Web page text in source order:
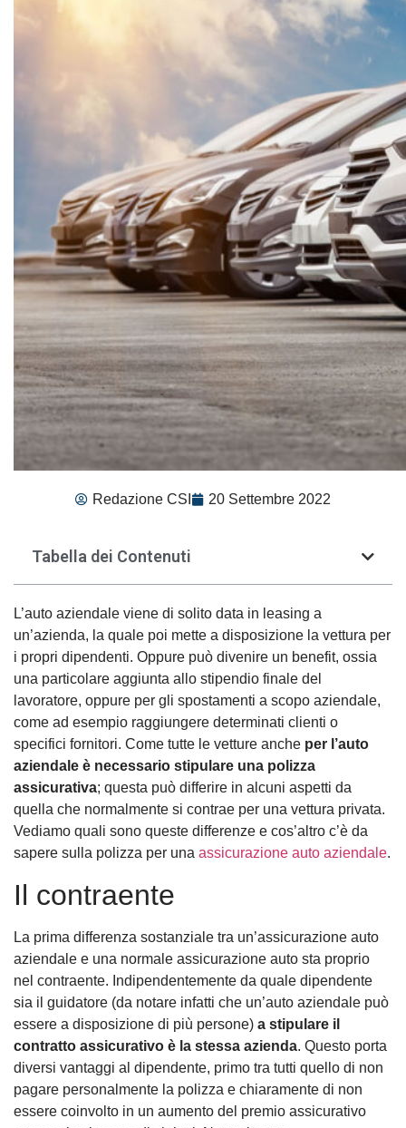
Redazione CSI 20 Settembre 2022
Tabella dei Contenuti
L’auto aziendale viene di solito data in leasing a
un’azienda, la quale poi mette a disposizione la vettura per
i propri dipendenti. Oppure può divenire un benefit, ossia
una particolare aggiunta allo stipendio finale del
lavoratore, oppure per gli spostamenti a scopo aziendale,
come ad esempio raggiungere determinati clienti o
specifici fornitori. Come tutte le vetture anche per l’auto
aziendale è necessario stipulare una polizza
assicurativa; questa può differire in alcuni aspetti da
quella che normalmente si contrae per una vettura privata.
Vediamo quali sono queste differenze e cos’altro c’è da
sapere sulla polizza per una assicurazione auto aziendale.
Il contraente
La prima differenza sostanziale tra un’assicurazione auto
aziendale e una normale assicurazione auto sta proprio
nel contraente. Indipendentemente da quale dipendente
sia il guidatore (da notare infatti che un’auto aziendale può
essere a disposizione di più persone) a stipulare il
contratto assicurativo è la stessa azienda. Questo porta
diversi vantaggi al dipendente, primo tra tutti quello di non
pagare personalmente la polizza e chiaramente di non
essere coinvolto in un aumento del premio assicurativo